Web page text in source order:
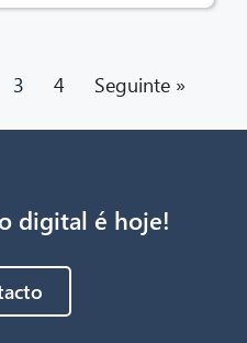
3 4 Seguinte »
digital é hoje!